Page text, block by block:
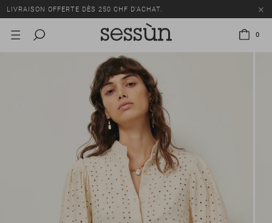
LIVRAISON OFFERTE DÈS 250 CHF D'ACHAT.
TOUS LES PRIX INCLUENT LA TVA ET LES DROITS DE DOUANE.
LIVRAISON OFFERTE DÈS 250 CHF D'ACHAT.
TOUS LES PRIX INCLUENT LA TVA ET LES DROITS DE DOUANE.
0